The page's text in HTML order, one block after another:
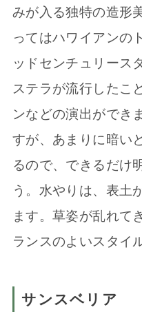
みが入る独特の造形
ってはハワイアンの
ッドセンチュリース
ステラが流行したこ
ンなどの演出ができ
すが、あまりに暗い
るので、できるだけ
う。水やりは、表土
ます。草姿が乱れて
ランスのよいスタイ
サンスベリア